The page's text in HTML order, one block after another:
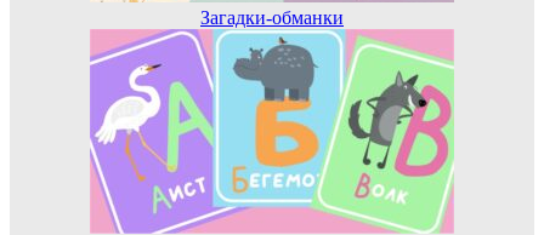
Загадки-обманки